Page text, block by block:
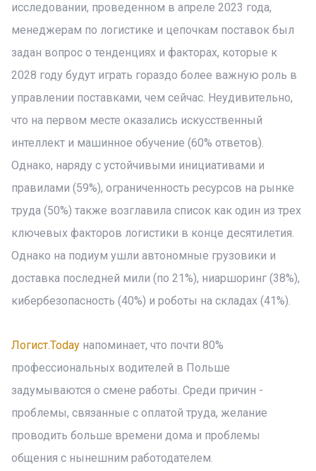
исследовании, проведенном в апреле 2023 года,
менеджерам по логистике и цепочкам поставок был
задан вопрос о тенденциях и факторах, которые к
2028 году будут играть гораздо более важную роль в
управлении поставками, чем сейчас. Неудивительно,
что на первом месте оказались искусственный
интеллект и машинное обучение (60% ответов).
Однако, наряду с устойчивыми инициативами и
правилами (59%), ограниченность ресурсов на рынке
труда (50%) также возглавила список как один из трех
ключевых факторов логистики в конце десятилетия.
Однако на подиум ушли автономные грузовики и
доставка последней мили (по 21%), ниаршоринг (38%),
кибербезопасность (40%) и роботы на складах (41%).
Логист.Today напоминает, что почти 80%
профессиональных водителей в Польше
задумываются о смене работы. Среди причин -
проблемы, связанные с оплатой труда, желание
проводить больше времени дома и проблемы
общения с нынешним работодателем.